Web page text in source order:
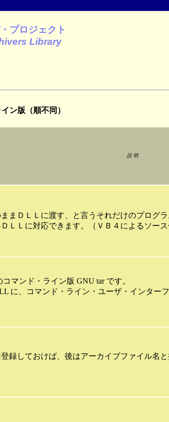
プロジェクト
Library
ン版（順不同）
説 明
まＤＬＬに渡す、と言うそれだけのプログラ
ＬＬに対応できます。（ＶＢ４によるソース
マンド・ライン版 GNU tar です。
に、コマンド・ライン・ユーザ・インター
録しておけば、後はアーカイブファイル名